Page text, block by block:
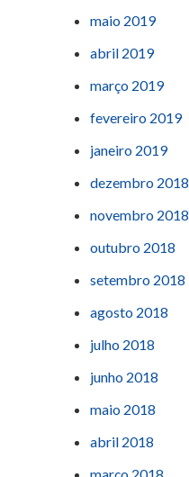
maio 2019
abril 2019
março 2019
fevereiro 2019
janeiro 2019
dezembro 2018
novembro 2018
outubro 2018
setembro 2018
agosto 2018
julho 2018
junho 2018
maio 2018
abril 2018